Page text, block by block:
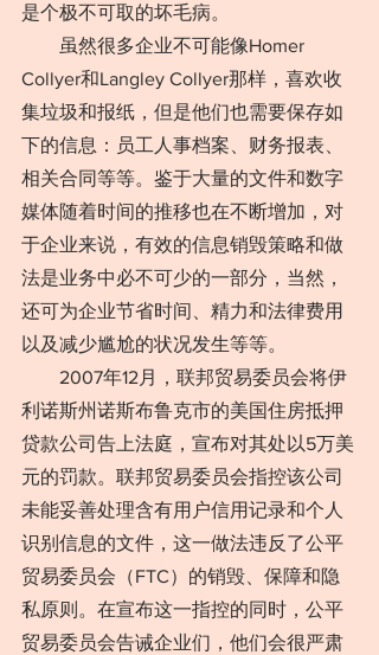
是个极不可取的坏毛病。
虽然很多企业不可能像Homer
Collyer和Langley Collyer那样，喜欢收
集垃圾和报纸，但是他们也需要保存如
下的信息：员工人事档案、财务报表、
相关合同等等。鉴于大量的文件和数字
媒体随着时间的推移也在不断增加，对
于企业来说，有效的信息销毁策略和做
法是业务中必不可少的一部分，当然，
还可为企业节省时间、精力和法律费用
以及减少尴尬的状况发生等等。
2007年12月，联邦贸易委员会将伊
利诺斯州诺斯布鲁克市的美国住房抵押
贷款公司告上法庭，宣布对其处以5万美
元的罚款。联邦贸易委员会指控该公司
未能妥善处理含有用户信用记录和个人
识别信息的文件，这一做法违反了公平
贸易委员会（FTC）的销毁、保障和隐
私原则。在宣布这一指控的同时，公平
贸易委员会告诫企业们，他们会很严肃